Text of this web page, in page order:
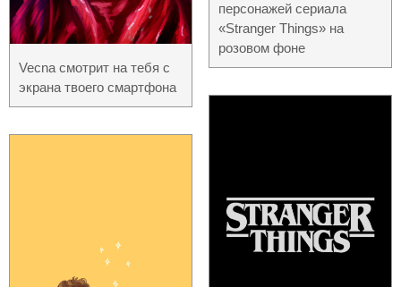
Vecna смотрит на тебя с
экрана твоего смартфона
персонажей сериала
«Stranger Things» на
розовом фоне